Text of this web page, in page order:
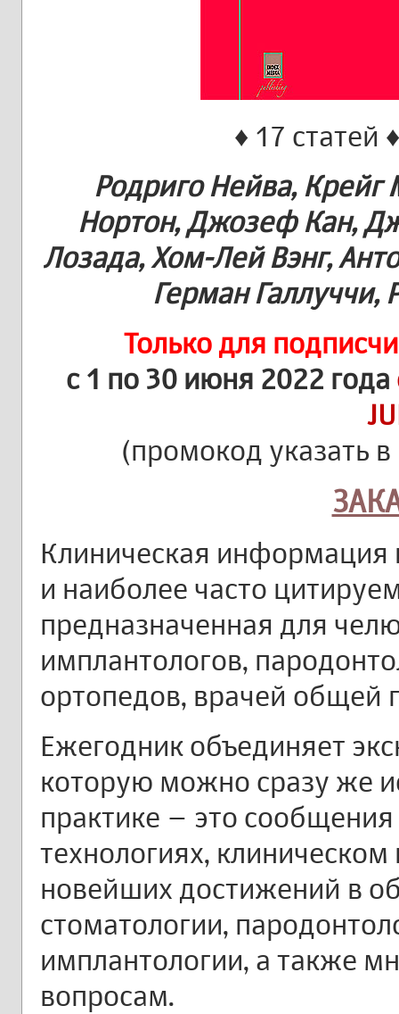
♦ 17 статей
Родриго Нейва,
Нортон, Джозеф Кан,
Лозада, Хом-Лей Вэнг,
Герман Галлуччи,
Только для
с 1 по 30 июня 2022 года
(промокод указать
Клиническая информация
и наиболее часто
предназначенная для
имплантологов,
ортопедов, врачей общей
Ежегодник объединяет
которую можно сразу же
практике – это
технологиях,
новейших достижений в
стоматологии,
имплантологии, а также
вопросам.